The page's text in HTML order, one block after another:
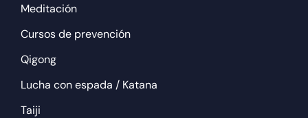
Meditación
Cursos de prevención
Qigong
Lucha con espada / Katana
Taiji